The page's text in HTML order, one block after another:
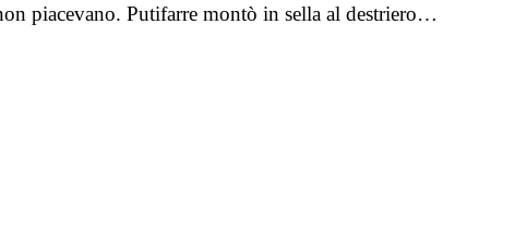
piacevano. Putifarre montò in sella al destriero…